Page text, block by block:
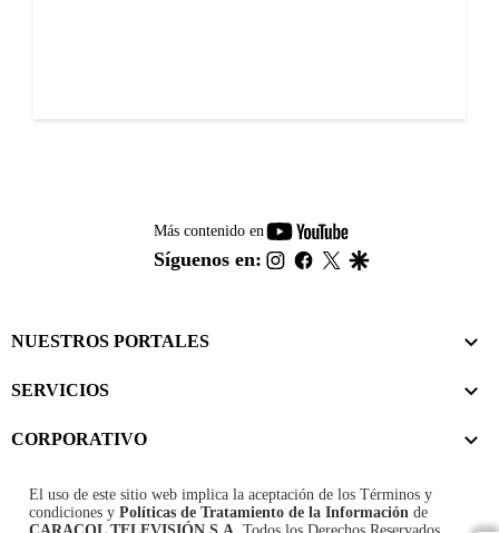
Más contenido en
youtube-
footer
Síguenos en: instagram
facebook
twitter
NUESTROS PORTALES
SERVICIOS
CORPORATIVO
El uso de este sitio web implica la aceptación de los Términos y
condiciones y Políticas de Tratamiento de la Información de